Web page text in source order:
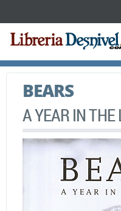
BEARS
A YEAR IN THE